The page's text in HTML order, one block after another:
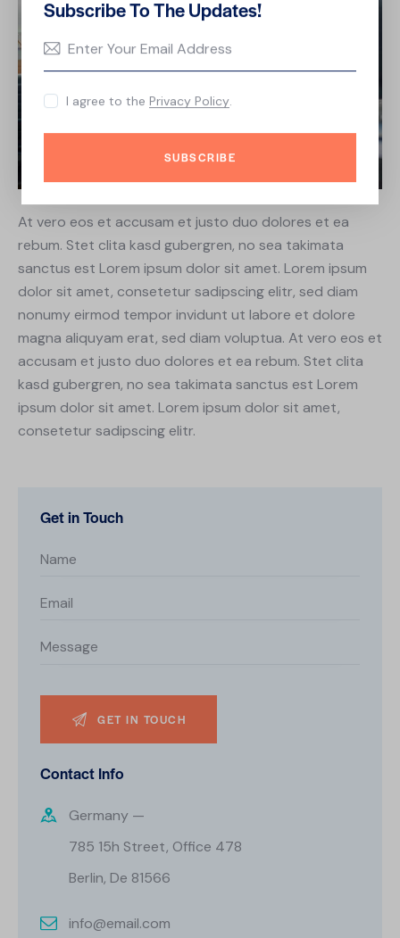
At vero eos et accusam et justo duo dolores et ea
rebum. Stet clita kasd gubergren, no sea takimata
sanctus est Lorem ipsum dolor sit amet. Lorem ipsum
dolor sit amet, consetetur sadipscing elitr, sed diam
nonumy eirmod tempor invidunt ut labore et dolore
magna aliquyam erat, sed diam voluptua. At vero eos et
accusam et justo duo dolores et ea rebum. Stet clita
kasd gubergren, no sea takimata sanctus est Lorem
ipsum dolor sit amet. Lorem ipsum dolor sit amet,
consetetur sadipscing elitr.
Get in Touch
Contact Info
Germany —
785 15h Street, Office 478
Berlin, De 81566
info@email.com
Subscribe To The Updates!
SUBSCRIBE
I agree to the Privacy Policy.